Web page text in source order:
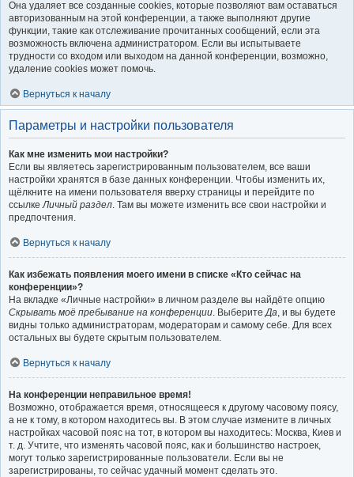
Она удаляет все созданные cookies, которые позволяют вам оставаться
авторизованным на этой конференции, а также выполняют другие
функции, такие как отслеживание прочитанных сообщений, если эта
возможность включена администратором. Если вы испытываете
трудности со входом или выходом на данной конференции, возможно,
удаление cookies может помочь.
Вернуться к началу
Параметры и настройки пользователя
Как мне изменить мои настройки?
Если вы являетесь зарегистрированным пользователем, все ваши
настройки хранятся в базе данных конференции. Чтобы изменить их,
щёлкните на имени пользователя вверху страницы и перейдите по
ссылке Личный раздел . Там вы можете изменить все свои настройки и
предпочтения.
Вернуться к началу
Как избежать появления моего имени в списке «Кто сейчас на
конференции»?
На вкладке «Личные настройки» в личном разделе вы найдёте опцию
Скрывать моё пребывание на конференции . Выберите Да , и вы будете
видны только администраторам, модераторам и самому себе. Для всех
остальных вы будете скрытым пользователем.
Вернуться к началу
На конференции неправильное время!
Возможно, отображается время, относящееся к другому часовому поясу,
а не к тому, в котором находитесь вы. В этом случае измените в личных
настройках часовой пояс на тот, в котором вы находитесь: Москва, Киев и
т. д. Учтите, что изменять часовой пояс, как и большинство настроек,
могут только зарегистрированные пользователи. Если вы не
зарегистрированы, то сейчас удачный момент сделать это.